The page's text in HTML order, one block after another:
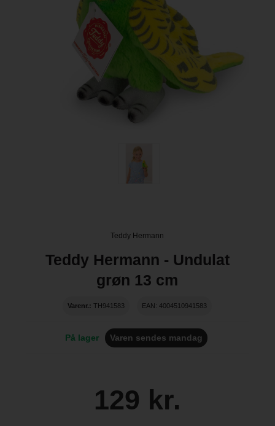
Teddy Hermann
Teddy Hermann - Undulat
grøn 13 cm
Varenr.: TH941583 EAN: 4004510941583
På lager Varen sendes mandag
129 kr.